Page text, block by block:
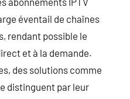
éventail de chaînes
rendant possible le
et à la demande.
des solutions comme
distinguent par leur